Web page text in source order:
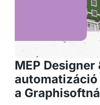
MEP Designer
automatizáció
a